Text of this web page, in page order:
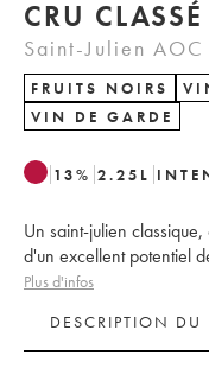
Saint-Julien AOC
FRUITS NOIRS
VIN DE GARDE
13% 2.25 L
Un saint-julien
d'un excellent potentiel
Plus d'infos
DESCRIPTION DU